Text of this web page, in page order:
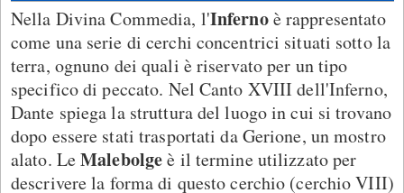
Nella Divina Commedia, l'Infernoè rappresentato
come una serie di cerchi concentrici situati sotto la
terra, ognuno dei quali è riservato per un tipo
specifico di peccato. Nel Canto XVIII dell'Inferno,
Dante spiega la struttura del luogo in cui si trovano
dopo essere stati trasportati da Gerione, un mostro
alato. LeMalebolgeè il termine utilizzato per
descrivere la forma di questo cerchio (cerchio VIII)